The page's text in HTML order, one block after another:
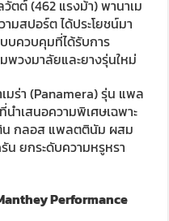
ตต์ (462 แรงม้า) พานาเม
มสปอร์ต ได้ประโยชน์มา
บควบคุมที่ได้รับการ
วงมาลัยและยางรุ่นใหม่
มร่า (Panamera) รุ่น แพล
ำเสนอความพิเศษเฉพาะ
น กลอส แพลตตินัม ผสม
ยกระดับความหรูหรา
Performance